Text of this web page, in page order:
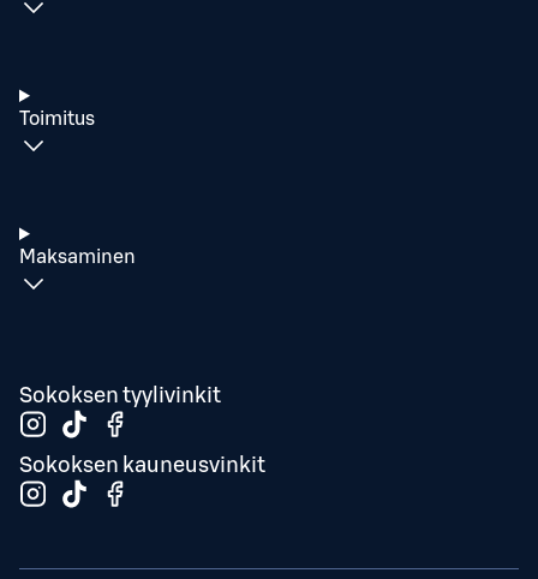
Toimitus
Maksaminen
Sokoksen tyylivinkit
Sokoksen kauneusvinkit